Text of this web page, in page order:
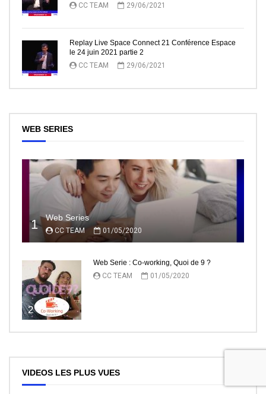
CC TEAM
29/06/2021
Replay Live Space Connect 21 Conférence Espace
le 24 juin 2021 partie 2
CC TEAM
29/06/2021
WEB SERIES
1 Web Series
CC TEAM 01/05/2020
2
Web Serie : Co-working, Quoi de 9 ?
CC TEAM
01/05/2020
VIDEOS LES PLUS VUES